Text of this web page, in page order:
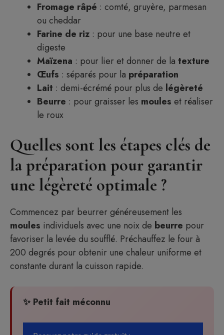
Fromage râpé : comté, gruyère, parmesan
ou cheddar
Farine de riz : pour une base neutre et
digeste
Maïzena : pour lier et donner de la texture
Œufs : séparés pour la préparation
Lait : demi-écrémé pour plus de légèreté
Beurre : pour graisser les moules et réaliser
le roux
Quelles sont les étapes clés de
la préparation pour garantir
une légèreté optimale ?
Commencez par beurrer généreusement les
moules individuels avec une noix de beurre pour
favoriser la levée du soufflé. Préchauffez le four à
200 degrés pour obtenir une chaleur uniforme et
constante durant la cuisson rapide.
✨ Petit fait méconnu